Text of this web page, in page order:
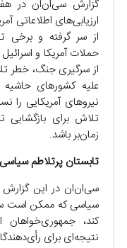
گزارش سی‌ان‌ان در
ارزیابی‌های اطلاعاتی
از سر گرفته و برخی
حملات آمریکا و
از سرگیری جنگ، خطر
علیه کشورهای
نیروهای آمریکایی را
تلاش برای بازگشایی
زمان‌بر باشد.
تابستان پرتلاطم سیاسی
سی‌ان‌ان در این گزارش
سیاسی که ممکن است
کند،
نتیجه‌ای برای